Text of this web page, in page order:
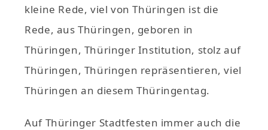
kleine Rede, viel von Thüringen ist die
Rede, aus Thüringen, geboren in
Thüringen, Thüringer Institution, stolz auf
Thüringen, Thüringen repräsentieren, viel
Thüringen an diesem Thüringentag.
Auf Thüringer Stadtfesten immer auch die